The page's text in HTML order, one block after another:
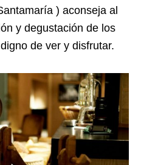
) aconseja al
y degustación de los
de ver y disfrutar.